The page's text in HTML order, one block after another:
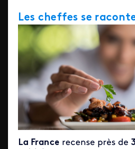
Les cheffes se
La France recense près de